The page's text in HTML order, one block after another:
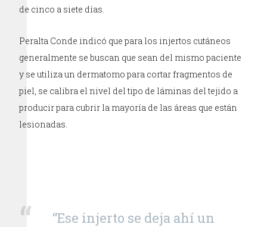
de cinco a siete días.
Peralta Conde indicó que para los injertos cutáneos
generalmente se buscan que sean del mismo paciente
y se utiliza un dermatomo para cortar fragmentos de
piel, se calibra el nivel del tipo de láminas del tejido a
producir para cubrir la mayoría de las áreas que están
lesionadas.
“Ese injerto se deja ahí un